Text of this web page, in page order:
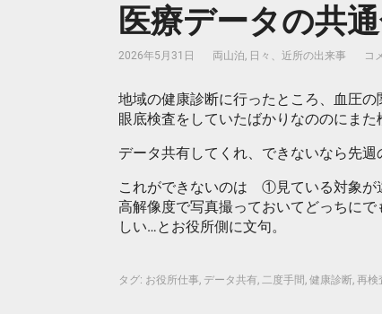
医療データの共
2026年5月31日 両山泊, 日々、近所の出来事 コ
地域の健康診断に行ったところ、血圧
眼底検査をしていたばかりなののにまた
データ共有してくれ、できないなら先週
これができないのは ①見ている対象
高解像度で写真撮っておいてどっちに
しい…とお役所側に文句。
タグ: お役所仕事, データ共有, 二度手間, 健康診断, 再検